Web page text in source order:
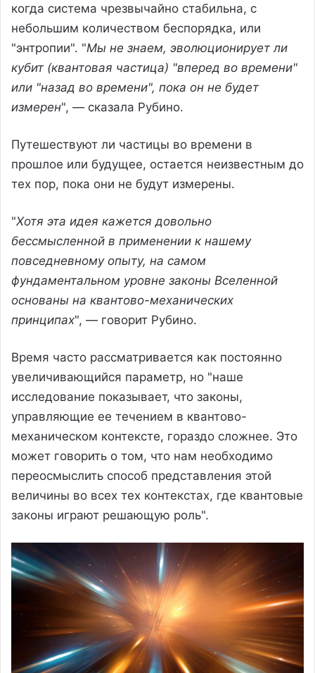
когда система чрезвычайно стабильна, с
небольшим количеством беспорядка, или
"энтропии". "Мы не знаем, эволюционирует ли
кубит (квантовая частица) "вперед во времени"
или "назад во времени", пока он не будет
измерен", — сказала Рубино.
Путешествуют ли частицы во времени в
прошлое или будущее, остается неизвестным до
тех пор, пока они не будут измерены.
"Хотя эта идея кажется довольно
бессмысленной в применении к нашему
повседневному опыту, на самом
фундаментальном уровне законы Вселенной
основаны на квантово-механических
принципах", — говорит Рубино.
Время часто рассматривается как постоянно
увеличивающийся параметр, но "наше
исследование показывает, что законы,
управляющие ее течением в квантово-
механическом контексте, гораздо сложнее. Это
может говорить о том, что нам необходимо
переосмыслить способ представления этой
величины во всех тех контекстах, где квантовые
законы играют решающую роль".